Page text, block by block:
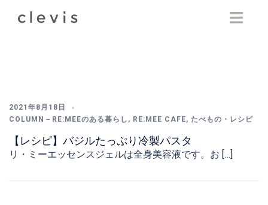
2021年8月18日
COLUMN－RE:MEEのある暮らし , RE:MEE CAFE, たべもの・レシピ
【レシピ】バジルたっぷり冷製パスタ
リ・ミーエッセンスジェルは全身美容液です。お […]